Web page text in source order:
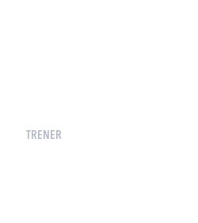
TRENER